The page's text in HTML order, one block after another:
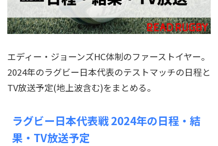
エディー・ジョーンズHC体制のファーストイヤー。
2024年のラグビー日本代表のテストマッチの日程と
TV放送予定(地上波含む)をまとめる。
ラグビー日本代表戦 2024年の日程・結
果・TV放送予定